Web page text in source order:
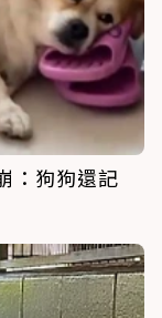
：狗狗還記